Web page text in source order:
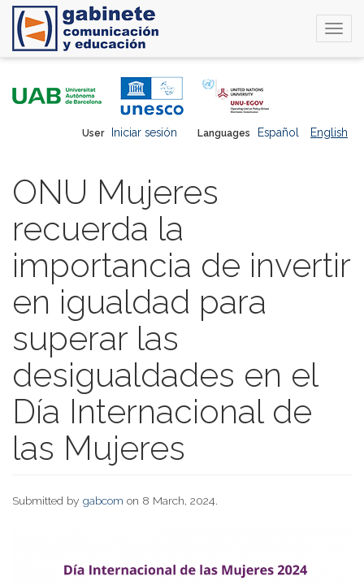
Languages Español English
User Iniciar sesión
ONU Mujeres
recuerda la
importancia de invertir
en igualdad para
superar las
desigualdades en el
Día Internacional de
las Mujeres
Submitted by gabcom on 8 March, 2024.